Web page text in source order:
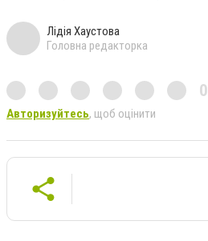
Лідія Хаустова
Головна редакторка
Авторизуйтесь, щоб оцінити